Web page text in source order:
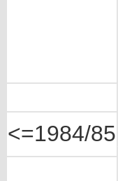
<=1984/85